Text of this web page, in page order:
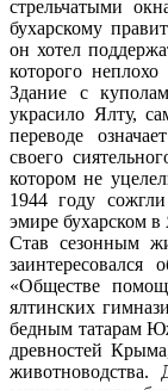
стрельчатыми
бухарскому
он хотел
которого
Здание с
украсило Ялту,
переводе
своего
котором не
1944 году
эмире бухарском в
Став сезонным
«Обществе
ялтинских
бедным татарам
древностей